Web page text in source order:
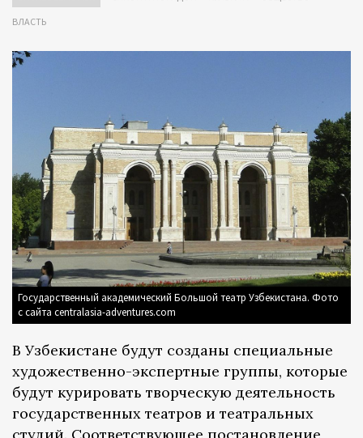
ВЛАСТЬ
Государственный академический Большой театр Узбекистана. Фото
с сайта centralasia-adventures.com
В Узбекистане будут созданы специальные
художественно-экспертные группы, которые
будут курировать творческую деятельность
государственных театров и театральных